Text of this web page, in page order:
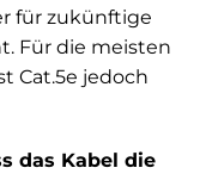
für zukünftige
Für die meisten
Cat.5e jedoch
das Kabel die